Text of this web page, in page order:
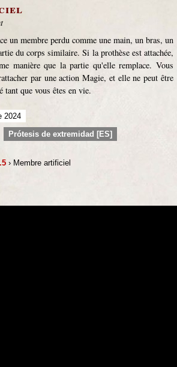
un membre perdu comme une main, un bras, un
du corps similaire. Si la prothèse est attachée,
manière que la partie qu'elle remplace. Vous
par une action Magie, et elle ne peut être
tant que vous êtes en vie.
2024
Prótesis de extremidad [ES]
› Membre artificiel